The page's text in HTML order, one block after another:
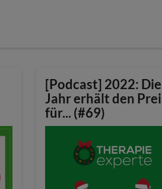
[Podcast] 2022:
Jahr erhält den
für... (#69)